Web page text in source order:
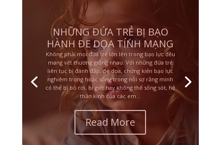
NHỮNG CƠN ĐAU KHÔNG
DỨT
Có những nỗi đau không đến từ một sự kiện duy
nhất, mà đến từ việc phải sống quá lâu trong bất
an, sợ hãi, mất kết nối hoặc cô độc về cảm xúc.
Đó có thể là tuổi thơ lớn lên cùng bạo lực, bị bỏ
mặc, phải chăm sóc cảm xúc cho cha mẹ, sống
cạnh người bệnh nặng, người...
Read More